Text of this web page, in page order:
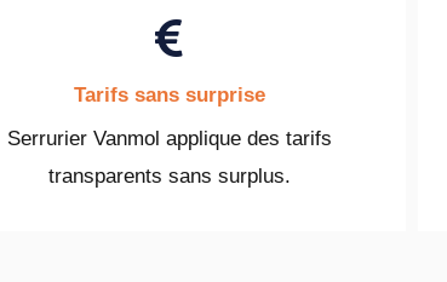
Tarifs sans surprise
Serrurier Vanmol applique des tarifs
transparents sans surplus.